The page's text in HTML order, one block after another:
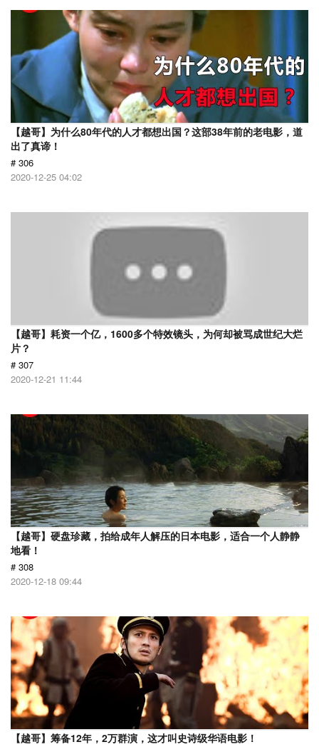
【越哥】为什么80年代的人才都想出国？这部38年前的老电影，道
出了真谛！
# 306
2020-12-25 04:02
【越哥】耗资一个亿，1600多个特效镜头，为何却被骂成世纪大烂
片？
# 307
2020-12-21 11:44
【越哥】硬盘珍藏，拍给成年人解压的日本电影，适合一个人静静
地看！
# 308
2020-12-18 09:44
【越哥】筹备12年，2万群演，这才叫史诗级华语电影！